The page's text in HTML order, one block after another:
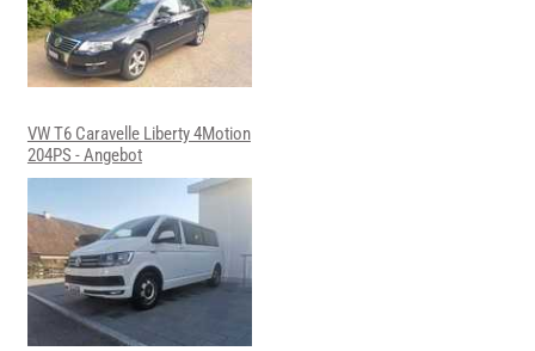
VW T6 Caravelle Liberty 4Motion
204PS - Angebot